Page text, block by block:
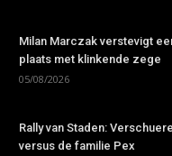
Milan Marczak verstevigt
plaats met klinkende zege
05/08/2026
Rally van Staden:
versus de familie Pex